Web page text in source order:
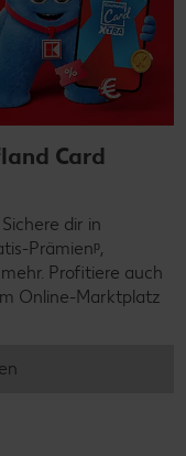
Card
dir in
Prämienᵖ,
Profitiere auch
Online-Marktplatz